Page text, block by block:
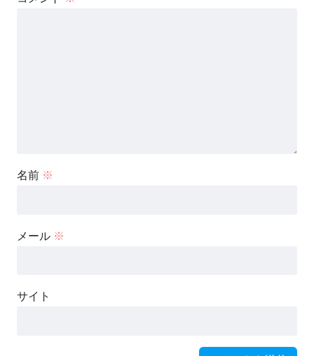
名前 ※
メール ※
サイト